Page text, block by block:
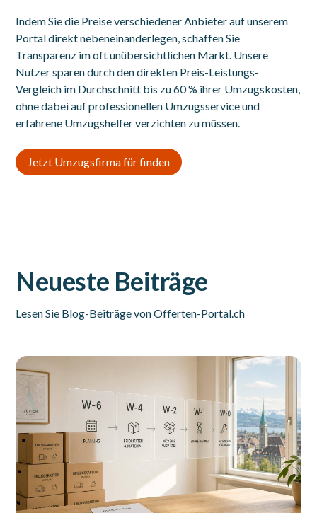
Indem Sie die Preise verschiedener Anbieter auf unserem
Portal direkt nebeneinanderlegen, schaffen Sie
Transparenz im oft unübersichtlichen Markt. Unsere
Nutzer sparen durch den direkten Preis-Leistungs-
Vergleich im Durchschnitt bis zu 60 % ihrer Umzugskosten,
ohne dabei auf professionellen Umzugsservice und
erfahrene Umzugshelfer verzichten zu müssen.
Jetzt Umzugsfirma für finden
Neueste Beiträge
Lesen Sie Blog-Beiträge von Offerten-Portal.ch